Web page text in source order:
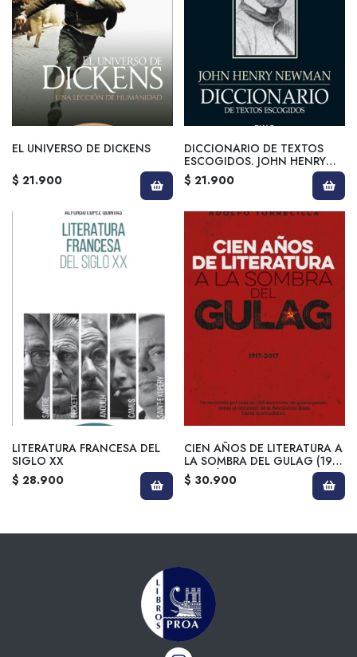
EL UNIVERSO DE DICKENS
$ 21.900
DICCIONARIO DE TEXTOS
ESCOGIDOS. JOHN HENRY
NEWMANN
$ 21.900
LITERATURA FRANCESA DEL
SIGLO XX
$ 28.900
CIEN AÑOS DE LITERATURA A
LA SOMBRA DEL GULAG (1917
- 2017)
$ 30.900